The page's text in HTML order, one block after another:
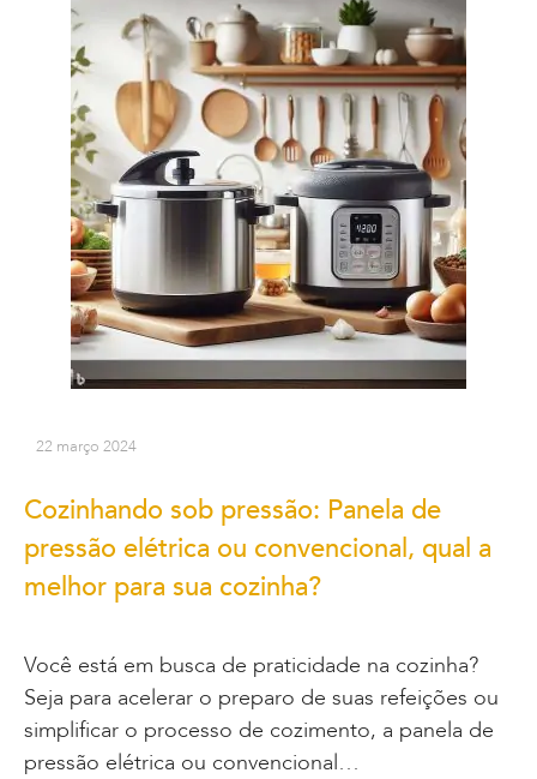
22 março 2024
Cozinhando sob pressão: Panela de
pressão elétrica ou convencional, qual a
melhor para sua cozinha?
Você está em busca de praticidade na cozinha?
Seja para acelerar o preparo de suas refeições ou
simplificar o processo de cozimento, a panela de
pressão elétrica ou convencional…